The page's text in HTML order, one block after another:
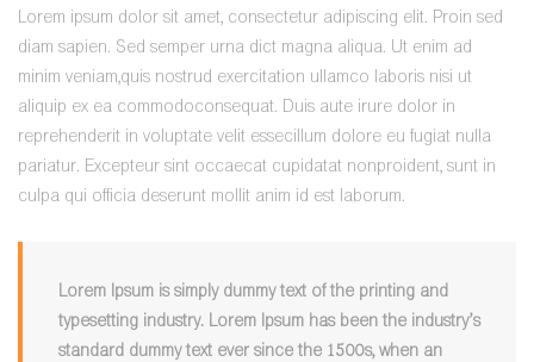
Lorem ipsum dolor sit amet, consectetur adipiscing elit. Proin sed
diam sapien. Sed semper urna dict magna aliqua. Ut enim ad
minim veniam,quis nostrud exercitation ullamco laboris nisi ut
aliquip ex ea commodoconsequat. Duis aute irure dolor in
reprehenderit in voluptate velit essecillum dolore eu fugiat nulla
pariatur. Excepteur sint occaecat cupidatat nonproident, sunt in
culpa qui officia deserunt mollit anim id est laborum.
Lorem Ipsum is simply dummy text of the printing and
typesetting industry. Lorem Ipsum has been the industry’s
standard dummy text ever since the 1500s, when an